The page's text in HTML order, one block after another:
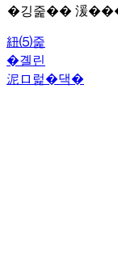
�깅줉�� 湲
紐⑸줉
�곌린
泥ロ럹�댁�